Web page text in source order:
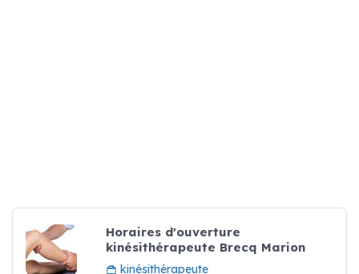
Horaires d'ouverture
kinésithérapeute Brecq Marion
kinésithérapeute